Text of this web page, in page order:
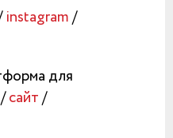
instagram/
для
сайт/